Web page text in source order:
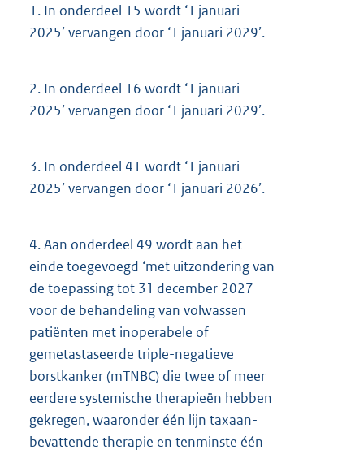
1. In onderdeel 15 wordt ‘1 januari
2025’ vervangen door ‘1 januari 2029’.
2. In onderdeel 16 wordt ‘1 januari
2025’ vervangen door ‘1 januari 2029’.
3. In onderdeel 41 wordt ‘1 januari
2025’ vervangen door ‘1 januari 2026’.
4.Aan onderdeel 49 wordt aan het
einde toegevoegd ‘met uitzondering van
de toepassing tot 31 december 2027
voor de behandeling van volwassen
patiënten met inoperabele of
gemetastaseerde triple-negatieve
borstkanker (mTNBC) die twee of meer
eerdere systemische therapieën hebben
gekregen, waaronder één lijn taxaan-
bevattende therapie en tenminste één